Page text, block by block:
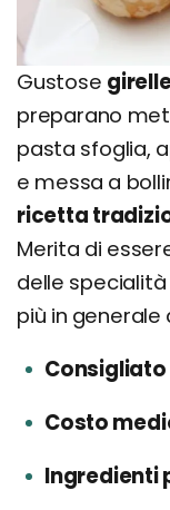
Gustose
preparano
pasta sfoglia,
e messa a
ricetta
Merita di
delle
più in generale
Consigliato
Costo
Ingredienti